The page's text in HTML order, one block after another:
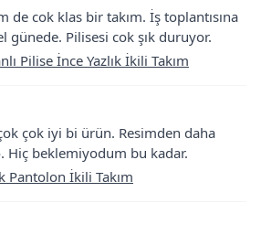
de cok klas bir takım. İş toplantısına
günede. Pilisesi cok şık duruyor.
Pilise İnce Yazlık İkili Takım
çok iyi bi ürün. Resimden daha
Hiç beklemiyodum bu kadar.
Pantolon İkili Takım